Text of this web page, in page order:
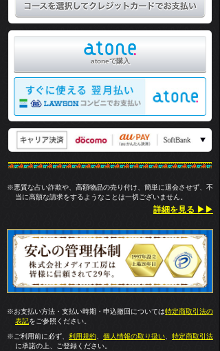
atoneで購入
※悪質な占い詐欺や、高額物品の売り付け、簡単に退会させず、不
当に高額な請求をするようなことは一切ございません。
詳細を見る ▶▶
※お支払い方法・支払い時期・申込撤回については特定商取引法の
表記をご参照ください。
※ご利用前に必ず、 利用規約、 個人情報の取り扱い、 特定商取引法
に承諾の上、ご登録ください。